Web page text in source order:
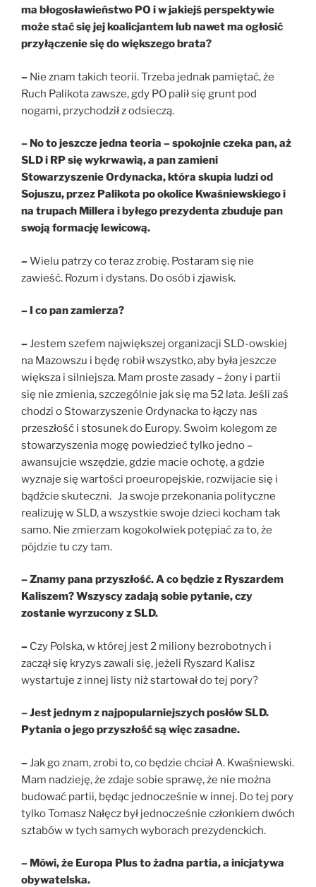
ma błogosławieństwo PO i w jakiejś perspektywie
może stać się jej koalicjantem lub nawet ma ogłosić
przyłączenie się do większego brata?
– Nie znam takich teorii. Trzeba jednak pamiętać, że
Ruch Palikota zawsze, gdy PO palił się grunt pod
nogami, przychodził z odsieczą.
– No to jeszcze jedna teoria – spokojnie czeka pan, aż
SLD i RP się wykrwawią, a pan zamieni
Stowarzyszenie Ordynacka, która skupia ludzi od
Sojuszu, przez Palikota po okolice Kwaśniewskiego i
na trupach Millera i byłego prezydenta zbuduje pan
swoją formację lewicową.
–Wielu patrzy co teraz zrobię. Postaram się nie
zawieść. Rozum i dystans. Do osób i zjawisk.
– I co pan zamierza?
– Jestem szefem największej organizacji SLD-owskiej
na Mazowszu i będę robił wszystko, aby była jeszcze
większa i silniejsza. Mam proste zasady – żony i partii
się nie zmienia, szczególnie jak się ma 52 lata. Jeśli zaś
chodzi o Stowarzyszenie Ordynacka to łączy nas
przeszłość i stosunek do Europy. Swoim kolegom ze
stowarzyszenia mogę powiedzieć tylko jedno –
awansujcie wszędzie, gdzie macie ochotę, a gdzie
wyznaje się wartości proeuropejskie, rozwijacie się i
bądźcie skuteczni. Ja swoje przekonania polityczne
realizuję w SLD, a wszystkie swoje dzieci kocham tak
samo. Nie zmierzam kogokolwiek potępiać za to, że
pójdzie tu czy tam.
– Znamy pana przyszłość. A co będzie z Ryszardem
Kaliszem? Wszyscy zadają sobie pytanie, czy
zostanie wyrzucony z SLD.
– Czy Polska, w której jest 2 miliony bezrobotnych i
zaczął się kryzys zawali się, jeżeli Ryszard Kalisz
wystartuje z innej listy niż startował do tej pory?
– Jest jednym z najpopularniejszych posłów SLD.
Pytania o jego przyszłość są więc zasadne.
– Jak go znam, zrobi to, co będzie chciał A. Kwaśniewski.
Mam nadzieję, że zdaje sobie sprawę, że nie można
budować partii, będąc jednocześnie w innej. Do tej pory
tylko Tomasz Nałęcz był jednocześnie członkiem dwóch
sztabów w tych samych wyborach prezydenckich.
– Mówi, że Europa Plus to żadna partia, a inicjatywa
obywatelska.